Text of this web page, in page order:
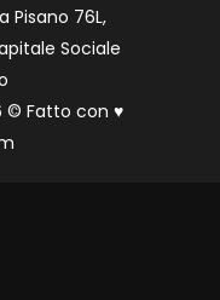
Pisano 76L,
Sociale
© Fatto con ♥